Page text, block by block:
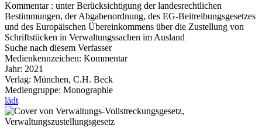
Kommentar : unter Berücksichtigung der landesrechtlichen
Bestimmungen, der Abgabenordnung, des EG-Beitreibungsgesetzes
und des Europäischen Übereinkommens über die Zustellung von
Schriftstücken in Verwaltungssachen im Ausland
Suche nach diesem Verfasser
Medienkennzeichen: Kommentar
Jahr: 2021
Verlag: München, C.H. Beck
Mediengruppe: Monographie
lädt